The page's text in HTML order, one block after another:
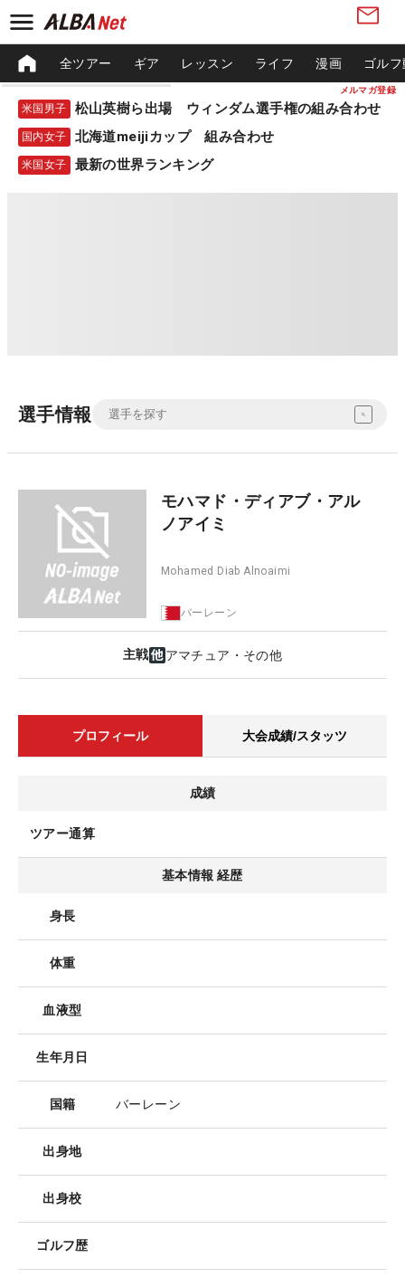
メルマガ登録
全ツアー ギア レッスン ライフ 漫画 ゴル
米国男子 松山英樹ら出場 ウィンダム選手権の組み合わせ
国内女子 北海道meijiカップ 組み合わせ
米国女子 最新の世界ランキング
選手情報
モハマド・ディアブ・アル
ノアイミ
Mohamed Diab Alnoaimi
バーレーン
主戦 アマチュア・その他
プロフィール 大会成績/スタッツ
成績
ツアー通算
基本情報 経歴
身長
体重
血液型
生年月日
国籍 バーレーン
出身地
出身校
ゴルフ歴